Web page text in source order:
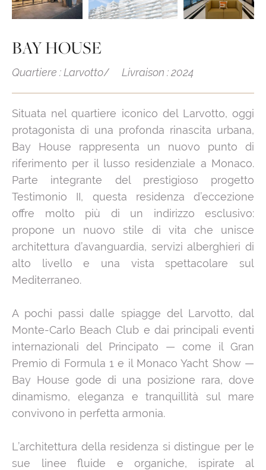
BAY HOUSE
Quartiere : Larvotto Livraison : 2024
Situata nel quartiere iconico del Larvotto, oggi
protagonista di una profonda rinascita urbana,
Bay House rappresenta un nuovo punto di
riferimento per il lusso residenziale a Monaco.
Parte integrante del prestigioso progetto
Testimonio II, questa residenza d’eccezione
offre molto più di un indirizzo esclusivo:
propone un nuovo stile di vita che unisce
architettura d’avanguardia, servizi alberghieri di
alto livello e una vista spettacolare sul
Mediterraneo.
A pochi passi dalle spiagge del Larvotto, dal
Monte-Carlo Beach Club e dai principali eventi
internazionali del Principato — come il Gran
Premio di Formula 1 e il Monaco Yacht Show —
Bay House gode di una posizione rara, dove
dinamismo, eleganza e tranquillità sul mare
convivono in perfetta armonia.
L’architettura della residenza si distingue per le
sue linee fluide e organiche, ispirate al